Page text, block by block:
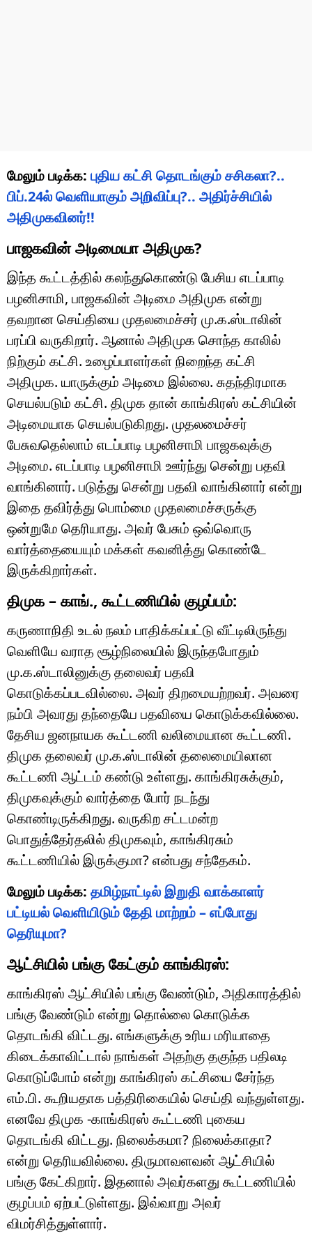
மேலும் படிக்க: புதிய கட்சி தொடங்கும் சசிகலா?..
பிப்.24ல் வெளியாகும் அறிவிப்பு?.. அதிர்ச்சியில்
அதிமுகவினர்!!
பாஜகவின் அடிமையா அதிமுக?
இந்த கூட்டத்தில் கலந்துகொண்டு பேசிய எடப்பாடி
பழனிசாமி, பாஜகவின் அடிமை அதிமுக என்று
தவறான செய்தியை முதலமைச்சர் மு.க.ஸ்டாலின்
பரப்பி வருகிறார். ஆனால் அதிமுக சொந்த காலில்
நிற்கும் கட்சி. உழைப்பாளர்கள் நிறைந்த கட்சி
அதிமுக. யாருக்கும் அடிமை இல்லை. சுதந்திரமாக
செயல்படும் கட்சி. திமுக தான் காங்கிரஸ் கட்சியின்
அடிமையாக செயல்படுகிறது. முதலமைச்சர்
பேசுவதெல்லாம் எடப்பாடி பழனிசாமி பாஜகவுக்கு
அடிமை. எடப்பாடி பழனிசாமி ஊர்ந்து சென்று பதவி
வாங்கினார். படுத்து சென்று பதவி வாங்கினார் என்று
இதை தவிர்த்து பொம்மை முதலமைச்சருக்கு
ஒன்றுமே தெரியாது. அவர் பேசும் ஒவ்வொரு
வார்த்தையையும் மக்கள் கவனித்து கொண்டே
இருக்கிறார்கள்.
திமுக – காங்., கூட்டணியில் குழப்பம்:
கருணாநிதி உடல் நலம் பாதிக்கப்பட்டு வீட்டிலிருந்து
வெளியே வராத சூழ்நிலையில் இருந்தபோதும்
மு.க.ஸ்டாலினுக்கு தலைவர் பதவி
கொடுக்கப்படவில்லை. அவர் திறமையற்றவர். அவரை
நம்பி அவரது தந்தையே பதவியை கொடுக்கவில்லை.
தேசிய ஜனநாயக கூட்டணி வலிமையான கூட்டணி.
திமுக தலைவர் மு.க.ஸ்டாலின் தலைமையிலான
கூட்டணி ஆட்டம் கண்டு உள்ளது. காங்கிரசுக்கும்,
திமுகவுக்கும் வார்த்தை போர் நடந்து
கொண்டிருக்கிறது. வருகிற சட்டமன்ற
பொதுத்தேர்தலில் திமுகவும், காங்கிரசும்
கூட்டணியில் இருக்குமா? என்பது சந்தேகம்.
மேலும் படிக்க: தமிழ்நாட்டில் இறுதி வாக்காளர்
பட்டியல் வெளியிடும் தேதி மாற்றம் – எப்போது
தெரியுமா?
ஆட்சியில் பங்கு கேட்கும் காங்கிரஸ்:
காங்கிரஸ் ஆட்சியில் பங்கு வேண்டும், அதிகாரத்தில்
பங்கு வேண்டும் என்று தொல்லை கொடுக்க
தொடங்கி விட்டது. எங்களுக்கு உரிய மரியாதை
கிடைக்காவிட்டால் நாங்கள் அதற்கு தகுந்த பதிலடி
கொடுப்போம் என்று காங்கிரஸ் கட்சியை சேர்ந்த
எம்.பி. கூறியதாக பத்திரிகையில் செய்தி வந்துள்ளது.
எனவே திமுக -காங்கிரஸ் கூட்டணி புகைய
தொடங்கி விட்டது. நிலைக்கமா? நிலைக்காதா?
என்று தெரியவில்லை. திருமாவளவன் ஆட்சியில்
பங்கு கேட்கிறார். இதனால் அவர்களது கூட்டணியில்
குழப்பம் ஏற்பட்டுள்ளது. இவ்வாறு அவர்
விமர்சித்துள்ளார்.